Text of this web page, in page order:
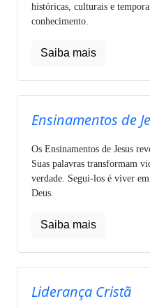
históricas, culturais e
conhecimento.
Saiba mais
Ensinamentos de
Os Ensinamentos de Jesus
Suas palavras transformam
verdade. Segui-los é viver
Deus.
Saiba mais
Liderança Cristã